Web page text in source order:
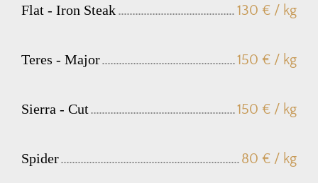
Flat - Iron Steak 130 € / kg
Teres - Major 150 € / kg
Sierra - Cut 150 € / kg
Spider 80 € / kg